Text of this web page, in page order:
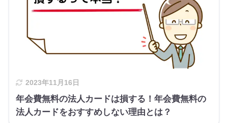
2023年11月16日
年会費無料の法人カードは損する！年会費無料の
法人カードをおすすめしない理由とは？